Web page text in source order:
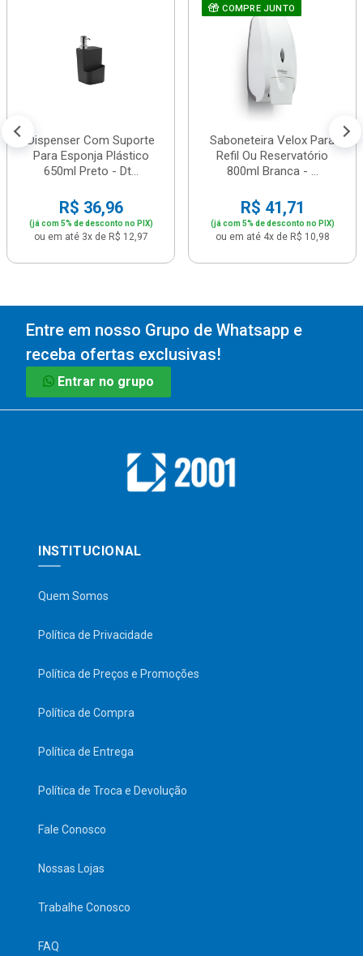
Dispenser Com Suporte
Para Esponja Plástico
650ml Preto - Dt...
R$ 36,96
(já com 5% de desconto no PIX)
ou em até 3x de R$ 12,97
COMPRE JUNTO
Saboneteira Velox Para
Refil Ou Reservatório
800ml Branca - ...
R$ 41,71
(já com 5% de desconto no PIX)
ou em até 4x de R$ 10,98
Entre em nosso Grupo de Whatsapp e
receba ofertas exclusivas!
Entrar no grupo
INSTITUCIONAL
Quem Somos
Política de Privacidade
Política de Preços e Promoções
Política de Compra
Política de Entrega
Política de Troca e Devolução
Fale Conosco
Nossas Lojas
Trabalhe Conosco
FAQ